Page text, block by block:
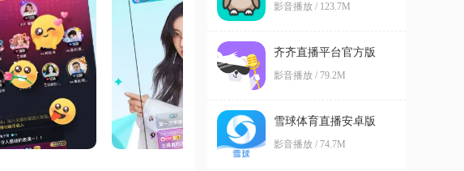
影音播放 / 123.7M
齐齐直播平台官方版
影音播放 / 79.2M
雪球体育直播安卓版
影音播放 / 74.7M